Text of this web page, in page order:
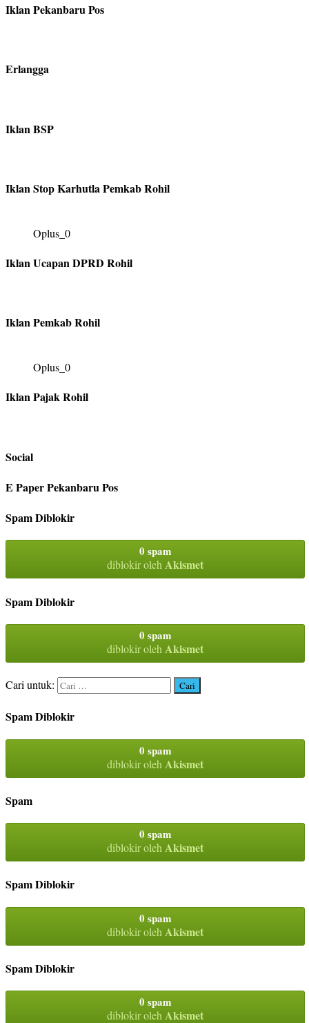
Iklan Pekanbaru Pos
Erlangga
Iklan BSP
Iklan Stop Karhutla Pemkab Rohil
Oplus_0
Iklan Ucapan DPRD Rohil
Iklan Pemkab Rohil
Oplus_0
Iklan Pajak Rohil
Social
E Paper Pekanbaru Pos
Spam Diblokir
0 spam
diblokir olehAkismet
Spam Diblokir
0 spam
diblokir oleh Akismet
Cari untuk:
Spam Diblokir
0 spam
diblokir oleh Akismet
Spam
0 spam
diblokir olehAkismet
Spam Diblokir
0 spam
diblokir oleh Akismet
Spam Diblokir
0 spam
diblokir olehAkismet